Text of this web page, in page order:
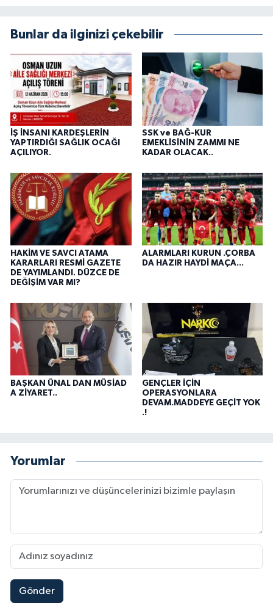
Bunlar da ilginizi çekebilir
İŞ İNSANI KARDEŞLERİN
YAPTIRDIĞI SAĞLIK OCAĞI
AÇILIYOR.
SSK ve BAĞ-KUR
EMEKLİSİNİN ZAMMI NE
KADAR OLACAK..
HAKİM VE SAVCI ATAMA
KARARLARI RESMİ GAZETE
DE YAYIMLANDI. DÜZCE DE
DEĞİŞİM VAR MI?
ALARMLARI KURUN .ÇORBA
DA HAZIR HAYDİ MAÇA...
BAŞKAN ÜNAL DAN MÜSİAD
A ZİYARET..
GENÇLER İÇİN
OPERASYONLARA
DEVAM.MADDEYE GEÇİT YOK
.!
Yorumlar
Gönder